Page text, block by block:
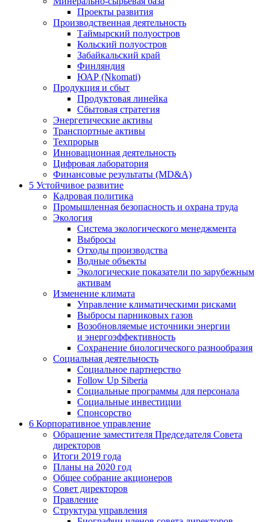
Проекты развития
Производственная деятельность
Таймырский полуостров
Кольский полуостров
Забайкальский край
Финляндия
ЮАР (Nkomati)
Продукция и сбыт
Продуктовая линейка
Сбытовая стратегия
Энергетические активы
Транспортные активы
Техпрорыв
Инновационная деятельность
Цифровая лаборатория
Финансовые результаты (MD&A)
5 Устойчивое развитие
Кадровая политика
Промышленная безопасность и охрана труда
Экология
Система экологического менеджмента
Выбросы
Отходы производства
Водные объекты
Экологические показатели по зарубежным
активам
Изменение климата
Управление климатическими рисками
Выбросы парниковых газов
Возобновляемые источники энергии
и энергоэффективность
Сохранение биологического разнообразия
Социальная деятельность
Социальное партнерство
Follow Up Siberia
Социальные программы для персонала
Социальные инвестиции
Спонсорство
6 Корпоративное управление
Обращение заместителя Председателя Совета
директоров
Итоги 2019 года
Планы на 2020 год
Общее собрание акционеров
Совет директоров
Правление
Структура управления